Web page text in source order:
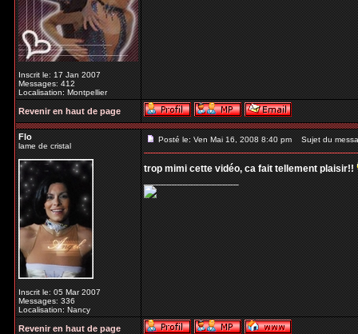
Inscrit le: 17 Jan 2007
Messages: 412
Localisation: Montpellier
Revenir en haut de page
Flo
lame de cristal
Inscrit le: 05 Mar 2007
Messages: 336
Localisation: Nancy
Posté le: Ven Mai 16, 2008 8:40 pm Sujet du
trop mimi cette vidéo, ca fait tellement plaisir!!
_________________
Revenir en haut de page